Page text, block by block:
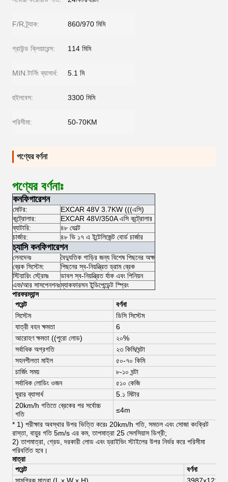
F/R ট্র্যাক: 860/970 মিমি
গ্রাউন্ড ক্লিয়ারেন্স: 114 মিমি
MIN.টার্নিং ব্যাসার্ধ: 5.1 মি
হুইলবেস: 3300 মিমি
পরিসীমা: 50-70KM
পণ্যের বর্ণনা
পণ্যের বর্ণনাঃ
কনফিগারেশন
মোটর:
EXCAR 48V 3.7KW (((এসি)
কন্ট্রোলার:
EXCAR 48V/350A এসি কন্ট্রোলার
ব্যাটারি:
৪৮ ভোল্ট
চার্জার:
৪৮ ভি ১৭ এ ইন্টেলিজেন্ট বোর্ড চার্জার
চ্যাসি কনফিগারেশন
লেনদেনঃ
বৈদ্যুতিক গাড়ির জন্য বিশেষ পিছনের অক্ষ
ব্রেক সিস্টেম:
পিছনের স্ব-নিয়ন্ত্রিত ড্রাম ব্রেক
স্টিয়ারিং স্ট্রেমঃ
ডাবল স্ব-নিয়ন্ত্রিত র্যাক এবং পিনিয়ন
এফ/আর সাসপেনশনঃম্যাকফারসন ইন্ডিপেন্ডেন্ট স্প্রিং
পারফরম্যান্স
পয়েন্ট
বর্ণনা
সিস্টেম
ডিসি সিস্টেম
যাত্রী বহন ক্ষমতা
6
আরোহণ ক্ষমতা ((পুরো লোড)
২০%
সর্বাধিক অগ্রগতি
২৩ কিমি/ঘন্টা
সহনশীলতা মাইল
৫০-৭০ কিমি
চার্জিং সময়
৮-১০ ঘন্টা
সর্বাধিক লোডিং ওজন
৫১০ কেজি
ঘুরার ব্যাসার্ধ
5.১ মিটার
20km/h গতিতে ব্রেকের পর সর্বোচ্চ
গতি
≤4m
* 1) পরীক্ষার অবস্থার উপর ভিত্তি করেঃ 20km/h গতি, সমতল এবং সোজা কংক্রিট
রাস্তা, বায়ুর গতি 5m/s এর কম, তাপমাত্রা 25 সেলসিয়াস ডিগ্রী;
2) তাপমাত্রা, গ্রেড, দরকারী লোড এবং ড্রাইভিং স্টাইলের উপর নির্ভর করে পরিসীমা
পরিবর্তিত হবে।
মাত্রা
পয়েন্ট
বর্ণনা